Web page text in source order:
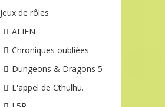
Jeux de rôles
ALIEN
Chroniques oubliées
Dungeons & Dragons 5
L'appel de Cthulhu.